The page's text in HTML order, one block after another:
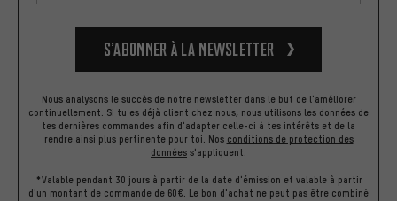
S’abonner à la newsletter
Nous analysons le succès de notre newsletter dans le but de l'améliorer
continuellement. Si tu es déjà client chez nous, nous utilisons les données de
tes dernières commandes afin d'adapter celle-ci à tes intérêts et de la
rendre ainsi plus pertinente pour toi. Nos conditions de protection des
données s'appliquent.
*Valable pendant 30 jours à partir de la date d'émission et valable à partir
d'un montant de commande de 60€. Le bon d'achat ne peut pas être combiné